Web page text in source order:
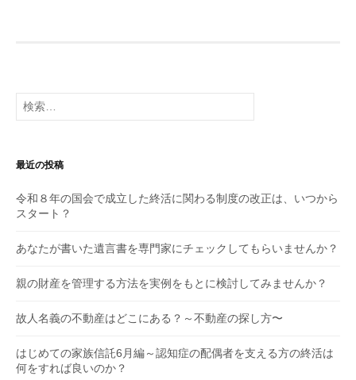
検
索:
最近の投稿
令和８年の国会で成立した終活に関わる制度の改正は、いつから
スタート？
あなたが書いた遺言書を専門家にチェックしてもらいませんか？
親の財産を管理する方法を実例をもとに検討してみませんか？
故人名義の不動産はどこにある？～不動産の探し方〜
はじめての家族信託6月編～認知症の配偶者を支える方の終活は
何をすれば良いのか？